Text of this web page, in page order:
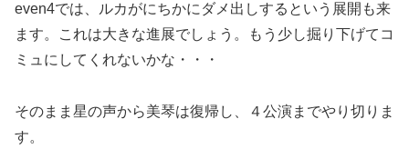
even4では、ルカがにちかにダメ出しするという展開も来
ます。これは大きな進展でしょう。もう少し掘り下げてコ
ミュにしてくれないかな・・・
そのまま星の声から美琴は復帰し、４公演までやり切りま
す。